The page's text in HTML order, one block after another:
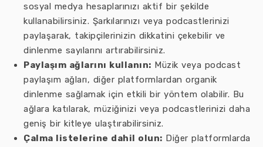
sosyal medya hesaplarınızı aktif bir şekilde
kullanabilirsiniz. Şarkılarınızı veya podcastlerinizi
paylaşarak, takipçilerinizin dikkatini çekebilir ve
dinlenme sayılarını artırabilirsiniz.
Paylaşım ağlarını kullanın: Müzik veya podcast
paylaşım ağları, diğer platformlardan organik
dinlenme sağlamak için etkili bir yöntem olabilir. Bu
ağlara katılarak, müziğinizi veya podcastlerinizi daha
geniş bir kitleye ulaştırabilirsiniz.
Çalma listelerine dahil olun: Diğer platformlarda